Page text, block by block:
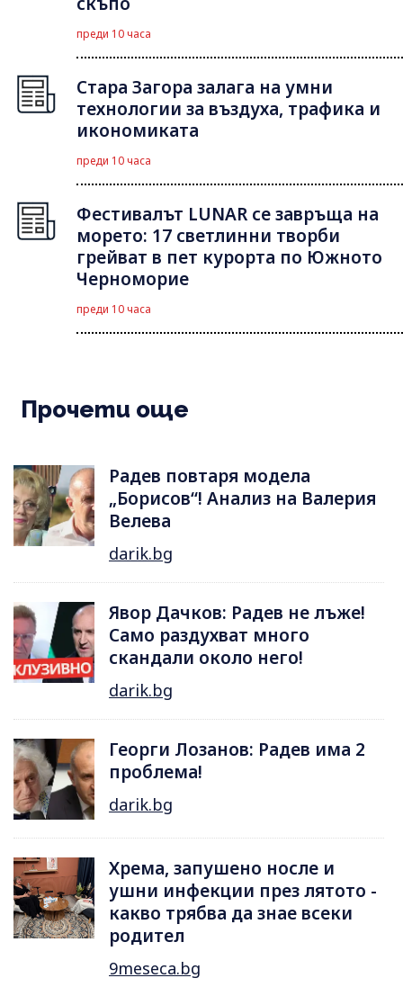
преди 10 часа
Стара Загора залага на умни
технологии за въздуха, трафика и
икономиката
преди 10 часа
Фестивалът LUNAR се завръща на
морето: 17 светлинни творби
грейват в пет курорта по Южното
Черноморие
преди 10 часа
Прочети още
Радев повтаря модела
„Борисов“! Анализ на Валерия
Велева
darik.bg
Явор Дачков: Радев не лъже!
Само раздухват много
скандали около него!
darik.bg
Георги Лозанов: Радев има 2
проблема!
darik.bg
Хрема, запушено носле и
ушни инфекции през лятотo -
какво трябва да знае всеки
родител
9meseca.bg